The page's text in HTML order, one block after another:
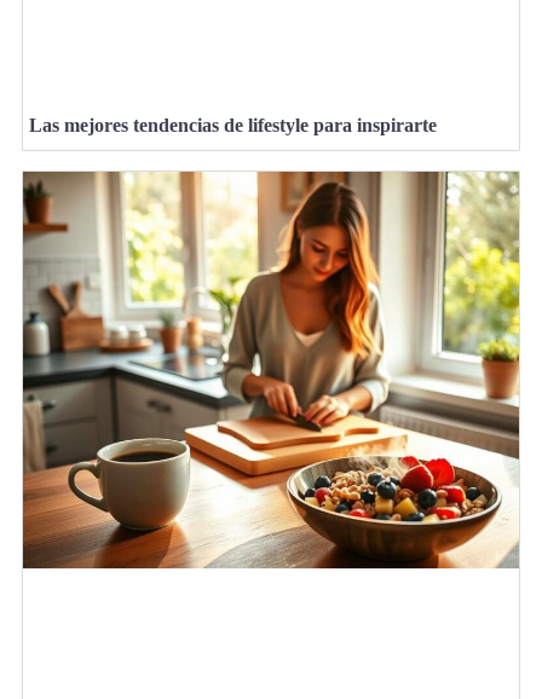
Las mejores tendencias de lifestyle para inspirarte